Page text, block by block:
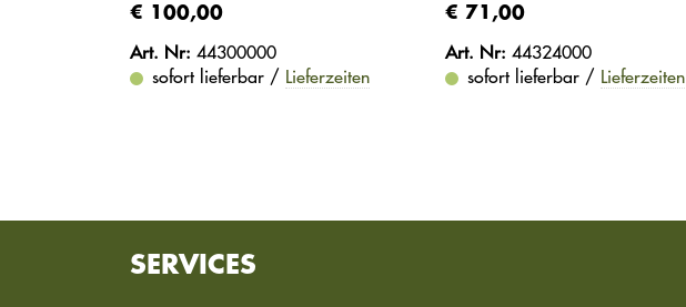
€ 100,00
Art. Nr: 44300000
sofort lieferbar / Lieferzeiten
€ 71,00
Art. Nr: 44324000
sofort lieferbar / Lieferzeiten
SERVICES